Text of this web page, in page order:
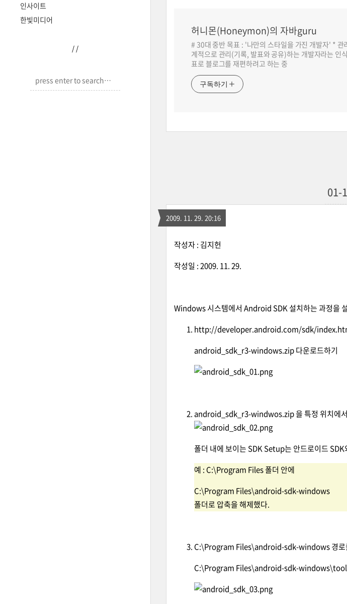
인사이트
한빛미디어
/ /
허니몬(Honeymon)의 자바guru
# 30대 중반 목표 : '나만의 스타일을 가진 개발자' *
계적으로 관리(기록, 발표와 공유)하는 개발자라는 인
표로 블로그를 재편하려고 하는 중
구독하기
01-
2009. 11. 29. 20:16
작성자 : 김지헌
작성일 : 2009. 11. 29.
Windows 시스템에서 Android SDK 설치하는 과정을
http://developer.android.com/sdk/
android_sdk_r3-windows.zip다운로드하기
android_sdk_r3-windwos.zip 을 특정 위치에
폴더 내에 보이는 SDK Setup는 안드로이드
예 : C:\Program Files 폴더 안에
C:\Program Files\android-sdk-windows
폴더로 압축을 해제했다.
C:\Program Files\android-sdk-windows 경로
C:\Program Files\android-sdk-windows\tools